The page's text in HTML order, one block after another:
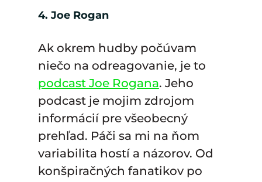
4. Joe Rogan
Ak okrem hudby počúvam
niečo na odreagovanie, je to
podcast Joe Rogana. Jeho
podcast je mojim zdrojom
informácií pre všeobecný
prehľad. Páči sa mi na ňom
variabilita hostí a názorov. Od
konšpiračných fanatikov po